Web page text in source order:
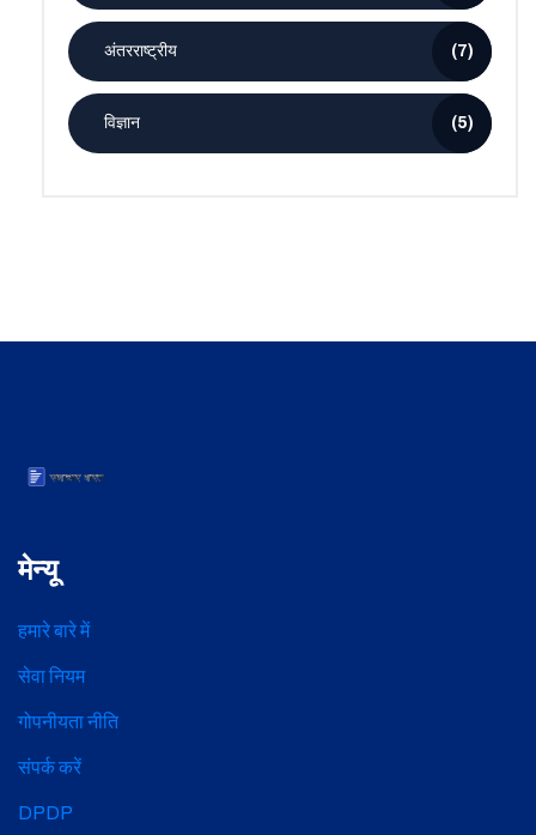
अंतरराष्ट्रीय (7)
विज्ञान (5)
मेन्यू
हमारे बारे में
सेवा नियम
गोपनीयता नीति
संपर्क करें
DPDP